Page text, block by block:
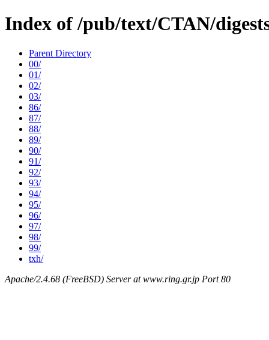
Index of /pub/text/CTAN/
Parent Directory
00/
01/
02/
03/
86/
87/
88/
89/
90/
91/
92/
93/
94/
95/
96/
97/
98/
99/
txh/
Apache/2.4.68 (FreeBSD) Server at www.ring.gr.jp Port 80